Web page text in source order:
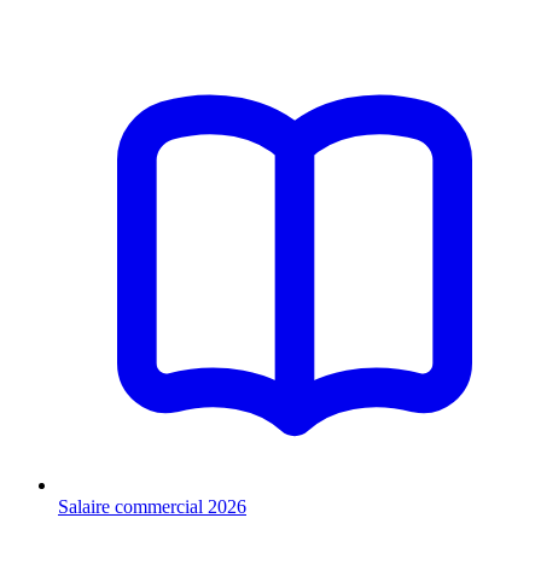
Salaire commercial 2026